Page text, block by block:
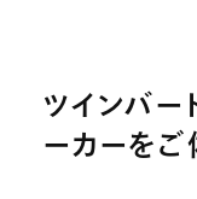
ツインバ
ーカーをご